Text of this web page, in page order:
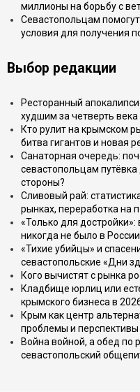
миллионы на борьбу с
Севастопольцам
условия для получения
Выбор редакции
Ресторанный
худшим за четверть века
Кто рулит на крымском
битва гигантов и новая
Санаторная очередь:
севастопольцам
стороны?
Сливовый рай:
рынках, переработка на
«Только для
никогда не было в России
«Тихие убийцы» и
севастопольские «Дни
Кого вычистят с рынка
Кладбище юрлиц или
крымского бизнеса в
Крым как центр
проблемы и перспективы
Война войной, а обед по
севастопольский